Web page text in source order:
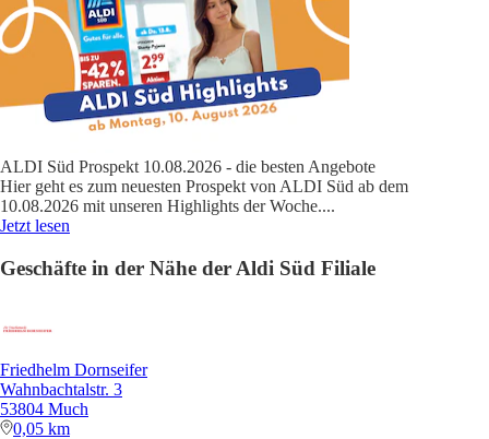
ALDI Süd Prospekt 10.08.2026 - die besten Angebote
Hier geht es zum neuesten Prospekt von ALDI Süd ab dem
10.08.2026 mit unseren Highlights der Woche....
Jetzt lesen
Geschäfte in der Nähe der Aldi Süd Filiale
Friedhelm Dornseifer
Wahnbachtalstr. 3
53804 Much
0,05 km